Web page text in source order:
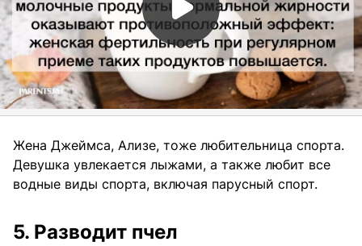
Жена Джеймса, Ализе, тоже любительница спорта.
Девушка увлекается лыжами, а также любит все
водные виды спорта, включая парусный спорт.
5. Разводит пчел